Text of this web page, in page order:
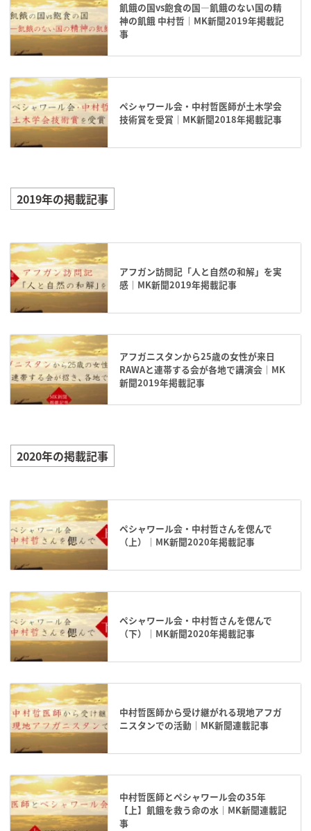
飢餓の国vs飽食の国―飢餓のない国の精
神の飢餓 中村哲｜MK新聞2019年掲載記
事
ペシャワール会・中村哲医師が土木学会
技術賞を受賞｜MK新聞2018年掲載記事
2019年の掲載記事
アフガン訪問記「人と自然の和解」を実
感｜MK新聞2019年掲載記事
アフガニスタンから25歳の女性が来日
RAWAと連帯する会が各地で講演会｜MK
新聞2019年掲載記事
2020年の掲載記事
ペシャワール会・中村哲さんを偲んで
（上）｜MK新聞2020年掲載記事
ペシャワール会・中村哲さんを偲んで
（下）｜MK新聞2020年掲載記事
中村哲医師から受け継がれる現地アフガ
ニスタンでの活動｜MK新聞連載記事
中村哲医師とペシャワール会の35年
【上】飢餓を救う命の水｜MK新聞連載記
事